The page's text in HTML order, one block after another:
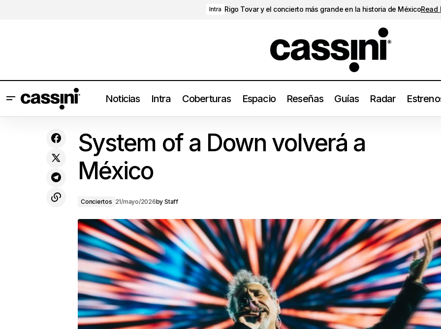
Intra Rigo Tovar y el concierto más grande en la historia de MéxicoRead
Noticias Intra Coberturas Espacio Reseñas Guías Radar
parte de la flor
System of a Down volverá a México
System of a Down volverá a
México
Conciertos 21/mayo/2026by Staff